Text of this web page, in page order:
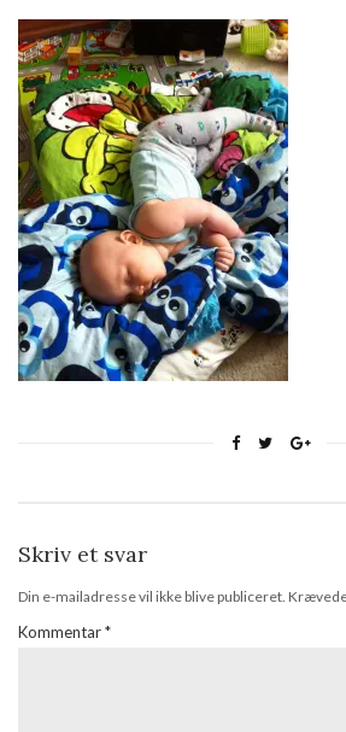
Skriv et svar
Din e-mailadresse vil ikke blive publiceret.
Kommentar*